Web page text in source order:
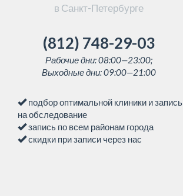
в Санкт-Петербурге
(812) 748-29-03
Рабочие дни: 08:00—23:00;
Выходные дни: 09:00—21:00
подбор оптимальной клиники и запись
на обследование
запись по всем районам города
скидки при записи через нас